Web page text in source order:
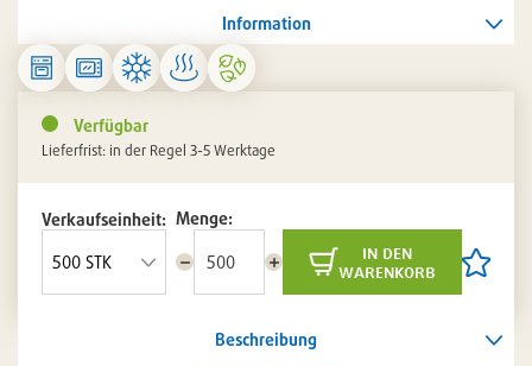
Information
Verfügbar
Lieferfrist: in der Regel 3-5 Werktage
Verkaufseinheit: Menge:
Menge
Menge
in den
warenkorb
Artikel
setzen
Beschreibung